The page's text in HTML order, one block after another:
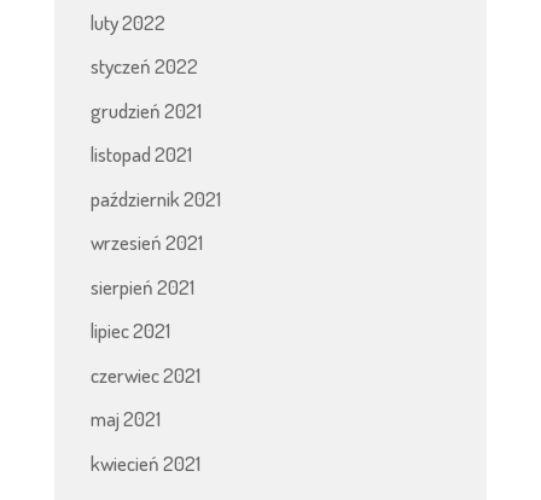
luty 2022
styczeń 2022
grudzień 2021
listopad 2021
październik 2021
wrzesień 2021
sierpień 2021
lipiec 2021
czerwiec 2021
maj 2021
kwiecień 2021